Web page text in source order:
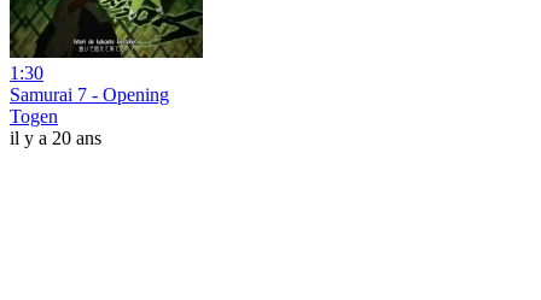
1:30
Samurai 7 - Opening
Togen
il y a 20 ans